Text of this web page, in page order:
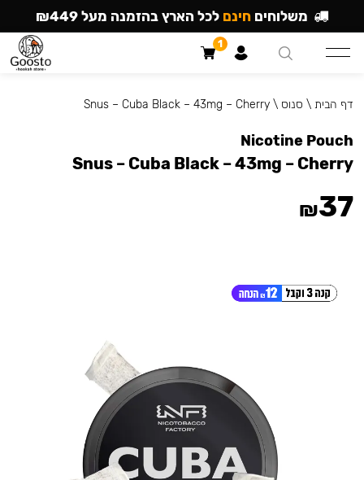
דף הבית \ סנוס \
Snus – Cuba Black – 43mg – Cherry
Nicotine Pouch
Snus – Cuba Black – 43mg – Cherry
₪37
משלוחים חינם לכל הארץ בהזמנה מעל ₪449
1